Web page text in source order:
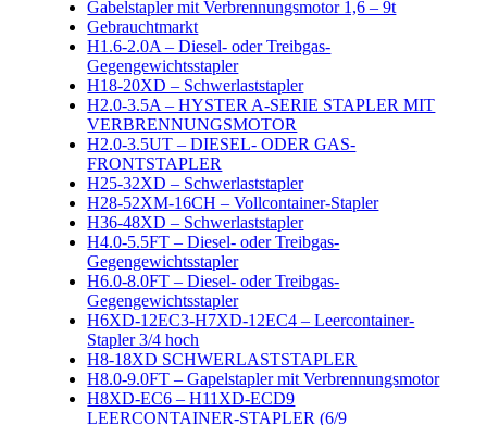
Gabelstapler mit Verbrennungsmotor 1,6 – 9t
Gebrauchtmarkt
H1.6-2.0A – Diesel- oder Treibgas-
Gegengewichtsstapler
H18-20XD – Schwerlaststapler
H2.0-3.5A – HYSTER A-SERIE STAPLER MIT
VERBRENNUNGSMOTOR
H2.0-3.5UT – DIESEL- ODER GAS-
FRONTSTAPLER
H25-32XD – Schwerlaststapler
H28-52XM-16CH – Vollcontainer-Stapler
H36-48XD – Schwerlaststapler
H4.0-5.5FT – Diesel- oder Treibgas-
Gegengewichtsstapler
H6.0-8.0FT – Diesel- oder Treibgas-
Gegengewichtsstapler
H6XD-12EC3-H7XD-12EC4 – Leercontainer-
Stapler 3/4 hoch
H8-18XD SCHWERLASTSTAPLER
H8.0-9.0FT – Gapelstapler mit Verbrennungsmotor
H8XD-EC6 – H11XD-ECD9
LEERCONTAINER-STAPLER (6/9